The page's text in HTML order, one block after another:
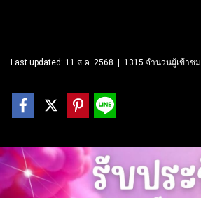
Last updated: 11 ส.ค. 2568 1315 จำนวนผู้เข้าชม